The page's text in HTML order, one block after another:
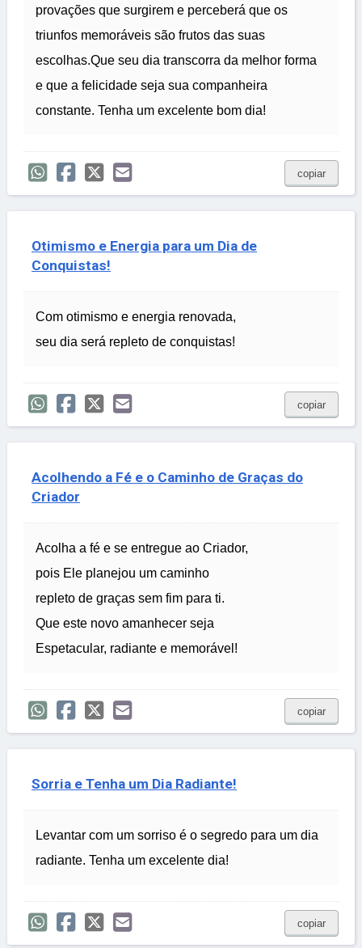
provações que surgirem e perceberá que os
triunfos memoráveis são frutos das suas
escolhas.Que seu dia transcorra da melhor forma
e que a felicidade seja sua companheira
constante. Tenha um excelente bom dia!
copiar
Otimismo e Energia para um Dia de
Conquistas!
Com otimismo e energia renovada,
seu dia será repleto de conquistas!
copiar
Acolhendo a Fé e o Caminho de Graças do
Criador
Acolha a fé e se entregue ao Criador,
pois Ele planejou um caminho
repleto de graças sem fim para ti.
Que este novo amanhecer seja
Espetacular, radiante e memorável!
copiar
Sorria e Tenha um Dia Radiante!
Levantar com um sorriso é o segredo para um dia
radiante. Tenha um excelente dia!
copiar